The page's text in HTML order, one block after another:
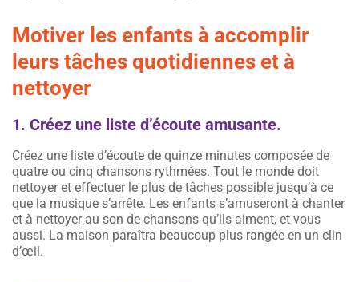
Motiver les enfants à accomplir
leurs tâches quotidiennes et à
nettoyer
1. Créez une liste d’écoute amusante.
Créez une liste d’écoute de quinze minutes composée de
quatre ou cinq chansons rythmées. Tout le monde doit
nettoyer et effectuer le plus de tâches possible jusqu’à ce
que la musique s’arrête. Les enfants s’amuseront à chanter
et à nettoyer au son de chansons qu’ils aiment, et vous
aussi. La maison paraîtra beaucoup plus rangée en un clin
d’œil.